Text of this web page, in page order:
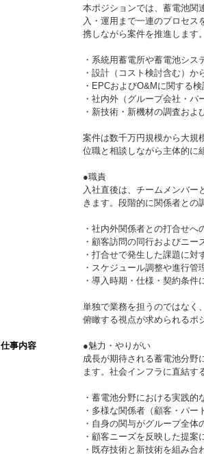
仕事内容
本ポジションでは、蓄電池関
入・運用まで一連のプロセス
携しながら案件を推進します。
・系統用蓄電所や蓄電池シ
・設計（コスト検討含む）
・EPCおよびO&Mに関する
・社内外（グループ会社・
・新技術・新機材の調査お
案件は数千万円規模から大規
位職と相談しながら主体的に
●職責
入社直後は、チームメンバー
きます。段階的に関係者との
・社内外関係者との打合せへ
・顧客訪問の同行およびニー
・打合せで発生した課題に対
・スケジュール調整や進行
・導入時期・仕様・契約条
単独で業務を担うのではなく
俯瞰する視点が求められるポ
●魅力・やりがい
成長が期待される蓄電池分野
ます。社会インフラに直結す
・蓄電池分野における実践
・多様な関係者（顧客・パ
・自身の関与がグループ全
・顧客ニーズを反映した提
・既存技術と新技術を組み